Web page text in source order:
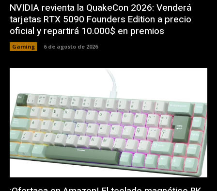
NVIDIA revienta la QuakeCon 2026: Venderá
tarjetas RTX 5090 Founders Edition a precio
oficial y repartirá 10.000$ en premios
Gaming 6 de agosto de 2026